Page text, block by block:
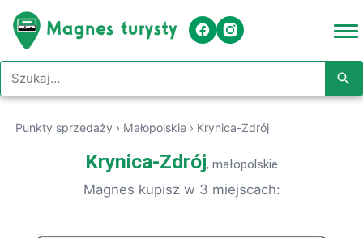
Szukaj w serwisie
Punkty sprzedaży › Małopolskie › Krynica-Zdrój
Krynica-Zdrój, małopolskie
Magnes kupisz w 3 miejscach: